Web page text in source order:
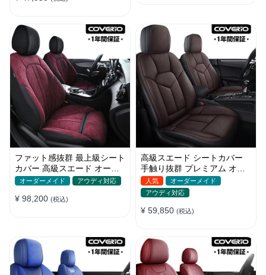
ファット感抜群 最上級シート
カバー 高級スエード オーダ
ーメイド防水仕様 全席セット
オーダーメイド アウディ対応
¥ 98,200 (税込)
高級スエード シートカバー
手触り抜群 プレミアム オー
ダーメイド 防水防汚 全席セ
ット
人気
オーダーメイド
アウディ対応
¥ 59,850 (税込)